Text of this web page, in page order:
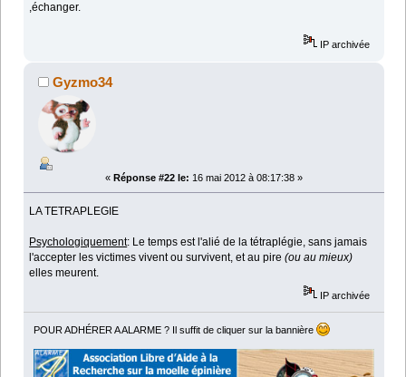
,échanger.
IP archivée
Gyzmo34
« Réponse #22 le: 16 mai 2012 à 08:17:38 »
LA TETRAPLEGIE
Psychologiquement: Le temps est l'alié de la tétraplégie, sans jamais
l'accepter les victimes vivent ou survivent, et au pire(ou au mieux)
elles meurent.
IP archivée
POUR ADHÉRER A ALARME ? Il suffit de cliquer sur la bannière